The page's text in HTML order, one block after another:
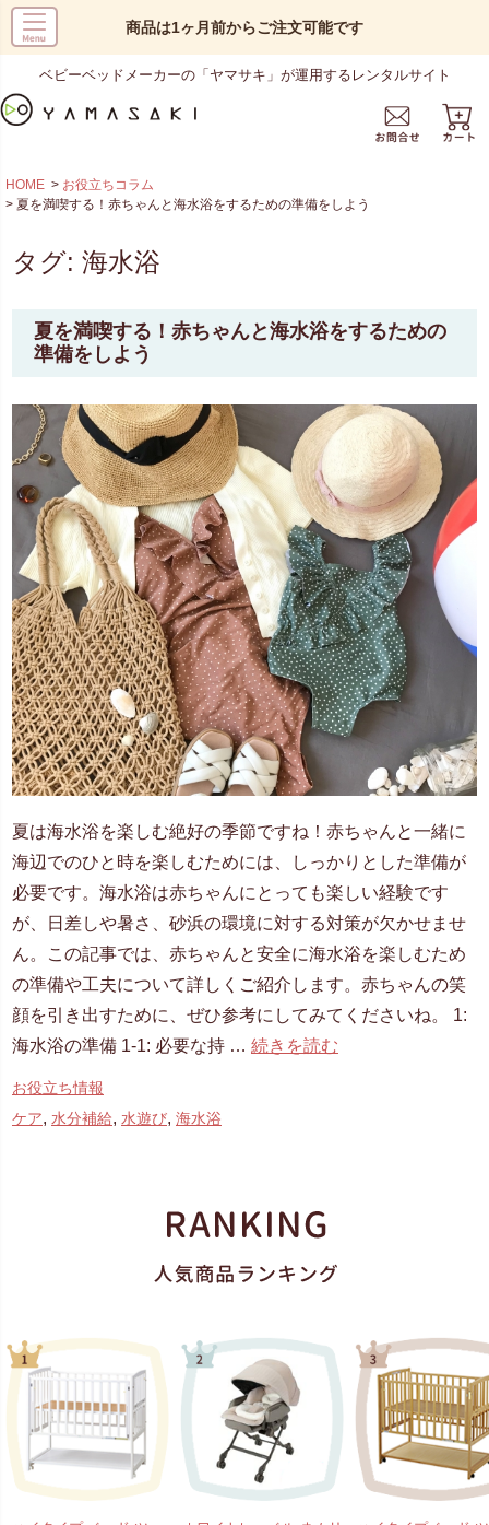
商品は1ヶ月前からご注文可能です
ベビーベッドメーカーの「ヤマサキ」が運用するレンタルサイト
HOME
お役立ちコラム
夏を満喫する！赤ちゃんと海水浴をするための準備をしよう
タグ: 海水浴
夏を満喫する！赤ちゃんと海水浴をするための
準備をしよう
夏は海水浴を楽しむ絶好の季節ですね！赤ちゃんと一緒に
海辺でのひと時を楽しむためには、しっかりとした準備が
必要です。海水浴は赤ちゃんにとっても楽しい経験です
が、日差しや暑さ、砂浜の環境に対する対策が欠かせませ
ん。この記事では、赤ちゃんと安全に海水浴を楽しむため
の準備や工夫について詳しくご紹介します。赤ちゃんの笑
顔を引き出すために、ぜひ参考にしてみてくださいね。 1:
海水浴の準備 1-1: 必要な持 … 続きを読む
お役立ち情報
ケア, 水分補給, 水遊び, 海水浴